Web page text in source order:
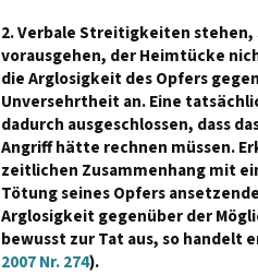
2. Verbale Streitigkeiten
vorausgehen, der Heimtücke
die Arglosigkeit des Opfers
Unversehrtheit an. Eine
dadurch ausgeschlossen, dass
Angriff hätte rechnen müssen.
zeitlichen Zusammenhang mit
Tötung seines Opfers
Arglosigkeit gegenüber der
bewusst zur Tat aus, so handelt
2007 Nr. 274).